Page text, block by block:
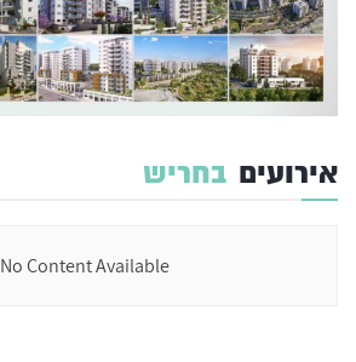
אירועים בחריש
No Content Available